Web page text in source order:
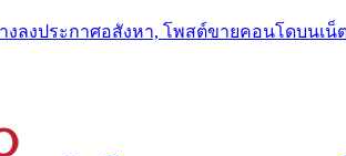
ลงประกาศอสังหา, โพสต์ขายคอนโดบนเน็